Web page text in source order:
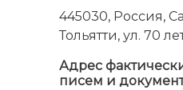
445030, Россия,
Тольятти, ул. 70
Адрес
писем и